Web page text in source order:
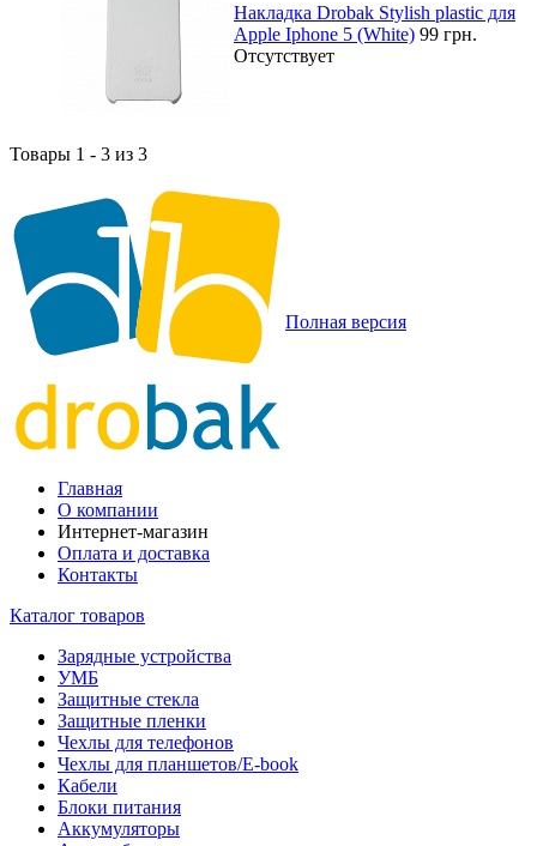
Накладка Drobak Stylish plastic для
Apple Iphone 5 (White) 99 грн.
Отсутствует
Товары 1 - 3 из 3
Полная версия
Главная
О компании
Интернет-магазин
Оплата и доставка
Контакты
Каталог товаров
Зарядные устройства
УМБ
Защитные стекла
Защитные пленки
Чехлы для телефонов
Чехлы для планшетов/E-book
Кабели
Блоки питания
Аккумуляторы